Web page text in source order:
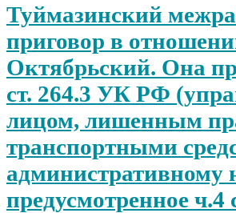
Туймазинский
приговор в
Октябрьский. Она
ст. 264.3 УК РФ
лицом, лишенным
транспортными
административному
предусмотренное